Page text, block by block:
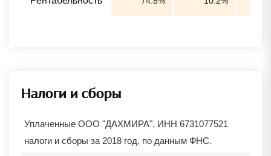
Налоги и сборы
Уплаченные ООО "ДАХМИРА", ИНН 6731077521
налоги и сборы за 2018 год, по данным ФНС.